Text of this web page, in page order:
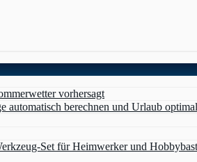
vorhersagt
automatisch berechnen und Urlaub
Set für Heimwerker und